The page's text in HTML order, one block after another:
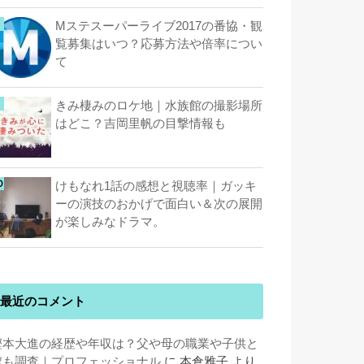
Mステスーパーライブ2017の番協・観
覧募集はいつ？応募方法や倍率につい
て
きみ棲みのロケ地｜水族館の撮影場所
はどこ？吉岡里帆の目撃情報も
けもなれ1話の感想と視聴率｜ガッキ
ーの演技のおかげで面白い＆次の展開
が楽しみなドラマ。
最近のコメント
本大進の経歴や年収は？父や母の職業や子供と